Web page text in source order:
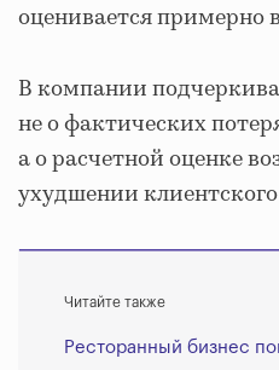
оценивается примерно
В компании
не о фактических
а о расчетной оценке
ухудшении
Читайте также
Ресторанный бизнес